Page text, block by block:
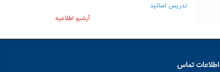
تدریس اساتید
آرشیو اطلاعیه
اطلاعات تماس